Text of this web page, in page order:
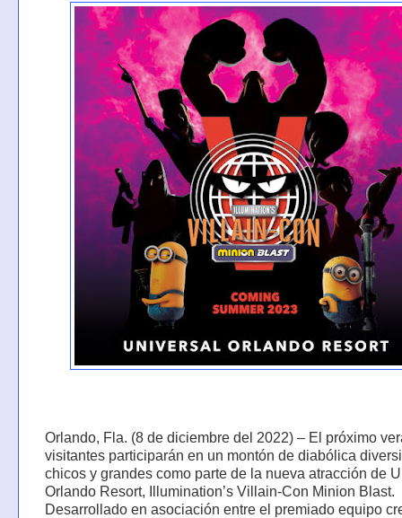
Orlando, Fla. (8 de diciembre del 2022) – El próximo
visitantes participarán en un montón de diabólica
chicos y grandes como parte de la nueva atracción de
Orlando Resort, Illumination’s Villain-Con Minion Blast.
Desarrollado en asociación entre el premiado equipo